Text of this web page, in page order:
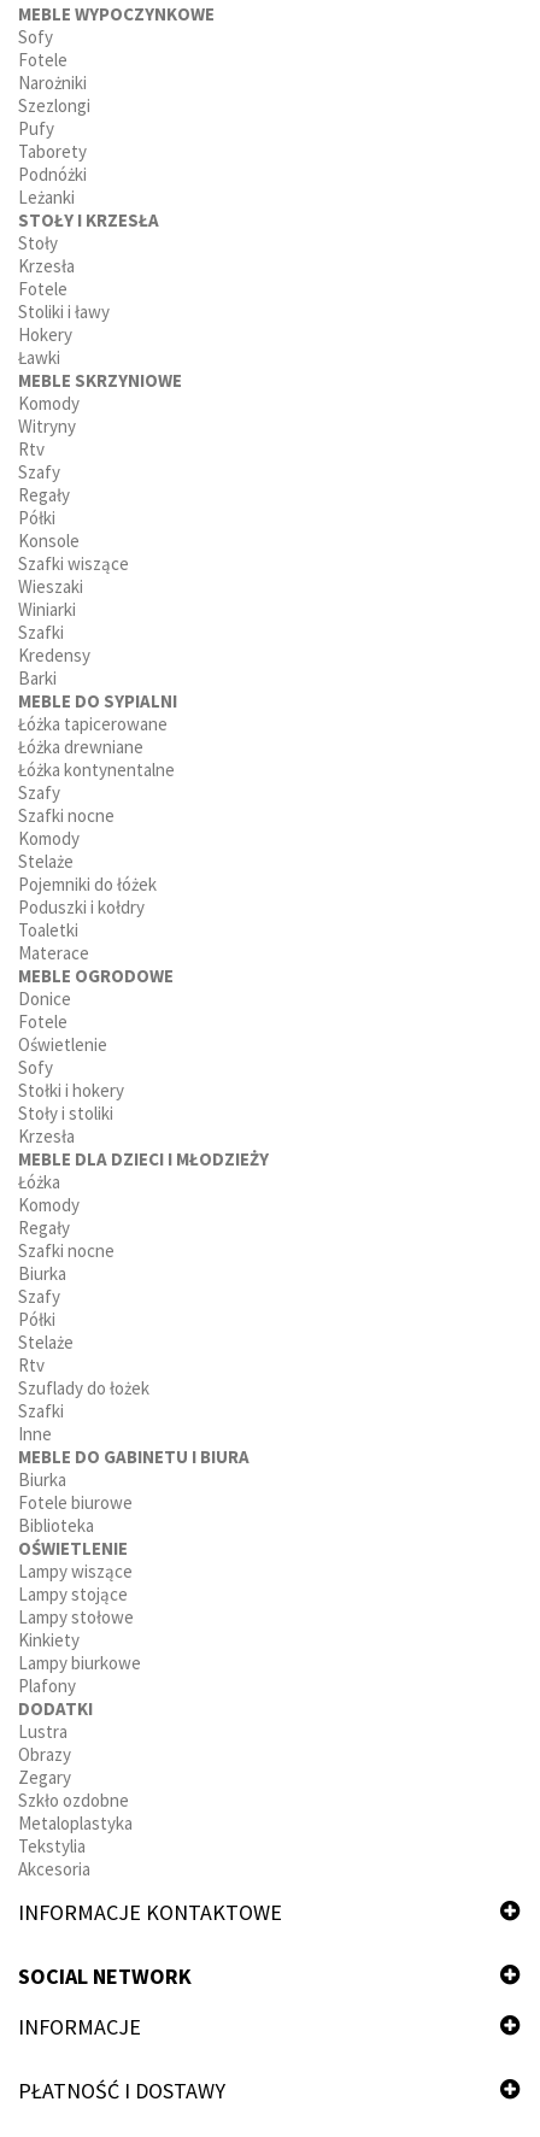
MEBLE WYPOCZYNKOWE
Sofy
Fotele
Narożniki
Szezlongi
Pufy
Taborety
Podnóżki
Leżanki
STOŁY I KRZESŁA
Stoły
Krzesła
Fotele
Stoliki i ławy
Hokery
Ławki
MEBLE SKRZYNIOWE
Komody
Witryny
Rtv
Szafy
Regały
Półki
Konsole
Szafki wiszące
Wieszaki
Winiarki
Szafki
Kredensy
Barki
MEBLE DO SYPIALNI
Łóżka tapicerowane
Łóżka drewniane
Łóżka kontynentalne
Szafy
Szafki nocne
Komody
Stelaże
Pojemniki do łóżek
Poduszki i kołdry
Toaletki
Materace
MEBLE OGRODOWE
Donice
Fotele
Oświetlenie
Sofy
Stołki i hokery
Stoły i stoliki
Krzesła
MEBLE DLA DZIECI I MŁODZIEŻY
Łóżka
Komody
Regały
Szafki nocne
Biurka
Szafy
Półki
Stelaże
Rtv
Szuflady do łożek
Szafki
Inne
MEBLE DO GABINETU I BIURA
Biurka
Fotele biurowe
Biblioteka
OŚWIETLENIE
Lampy wiszące
Lampy stojące
Lampy stołowe
Kinkiety
Lampy biurkowe
Plafony
DODATKI
Lustra
Obrazy
Zegary
Szkło ozdobne
Metaloplastyka
Tekstylia
Akcesoria
INFORMACJE KONTAKTOWE
SOCIAL NETWORK
INFORMACJE
PŁATNOŚĆ I DOSTAWY